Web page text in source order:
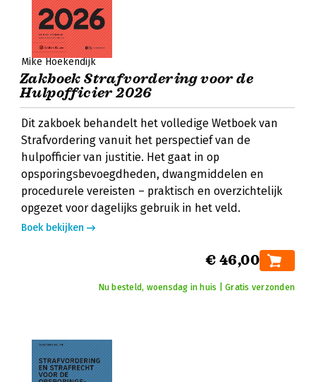
Mike Hoekendijk
Zakboek Strafvordering voor de
Hulpofficier 2026
Dit zakboek behandelt het volledige Wetboek van
Strafvordering vanuit het perspectief van de
hulpofficier van justitie. Het gaat in op
opsporingsbevoegdheden, dwangmiddelen en
procedurele vereisten – praktisch en overzichtelijk
opgezet voor dagelijks gebruik in het veld.
Boek bekijken
€ 46,00
Nu besteld, woensdag in huis | Gratis verzonden